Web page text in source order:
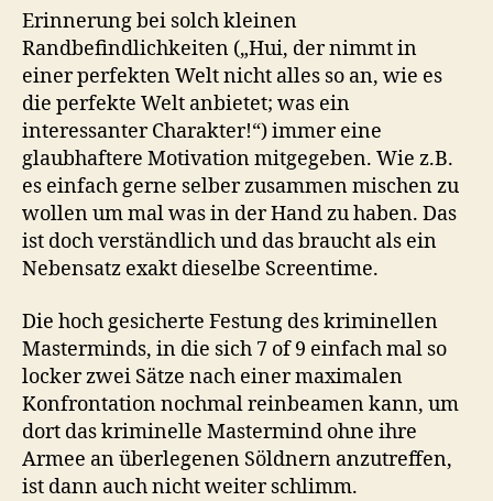
Erinnerung bei solch kleinen
Randbefindlichkeiten („Hui, der nimmt in
einer perfekten Welt nicht alles so an, wie es
die perfekte Welt anbietet; was ein
interessanter Charakter!“) immer eine
glaubhaftere Motivation mitgegeben. Wie z.B.
es einfach gerne selber zusammen mischen zu
wollen um mal was in der Hand zu haben. Das
ist doch verständlich und das braucht als ein
Nebensatz exakt dieselbe Screentime.
Die hoch gesicherte Festung des kriminellen
Masterminds, in die sich 7 of 9 einfach mal so
locker zwei Sätze nach einer maximalen
Konfrontation nochmal reinbeamen kann, um
dort das kriminelle Mastermind ohne ihre
Armee an überlegenen Söldnern anzutreffen,
ist dann auch nicht weiter schlimm.